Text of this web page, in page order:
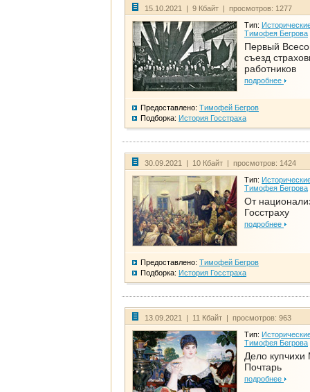
15.10.2021 | 9 Кбайт | просмотров: 1277
Тип:
Тимофея Бегрова
Первый
съезд
работников
подробнее
Предоставлено: Тимофей Бегров
Подборка: История Госстраха
30.09.2021 | 10 Кбайт | просмотров: 1424
Тип:
Тимофея Бегрова
От
Госстраху
подробнее
Предоставлено: Тимофей Бегров
Подборка: История Госстраха
13.09.2021 | 11 Кбайт | просмотров: 963
Тип:
Тимофея Бегрова
Дело
Почтарь
подробнее